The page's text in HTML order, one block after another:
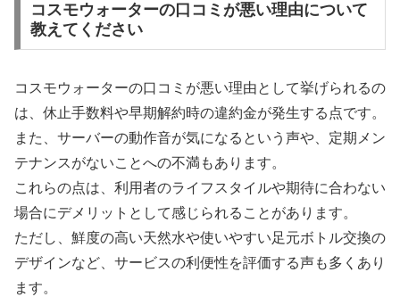
コスモウォーターの口コミが悪い理由について
教えてください
コスモウォーターの口コミが悪い理由として挙げられるの
は、休止手数料や早期解約時の違約金が発生する点です。
また、サーバーの動作音が気になるという声や、定期メン
テナンスがないことへの不満もあります。
これらの点は、利用者のライフスタイルや期待に合わない
場合にデメリットとして感じられることがあります。
ただし、鮮度の高い天然水や使いやすい足元ボトル交換の
デザインなど、サービスの利便性を評価する声も多くあり
ます。